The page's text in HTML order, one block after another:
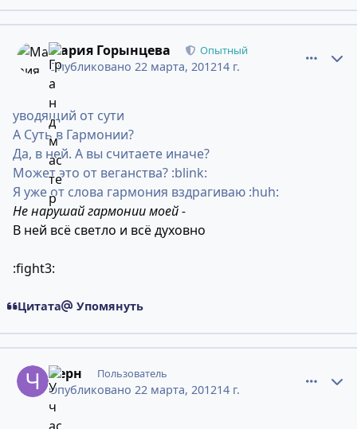
Мария Горынцева Опытный
Опубликовано 22 марта, 201214 г.
уводящий от сути
А Суть в Гармонии?
Да, в ней. А вы считаете иначе?
Может это от веганства? :blink:
Я уже от слова гармония вздрагиваю :huh:
Не нарушай гармонии моей -
В ней всё светло и всё духовно
:fight3:
Цитата Упомянуть
Черн Пользователь
Опубликовано 22 марта, 201214 г.